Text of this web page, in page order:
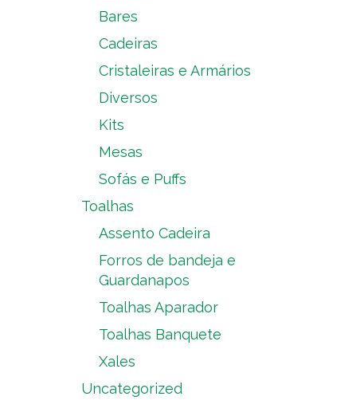
Bares
Cadeiras
Cristaleiras e Armários
Diversos
Kits
Mesas
Sofás e Puffs
Toalhas
Assento Cadeira
Forros de bandeja e
Guardanapos
Toalhas Aparador
Toalhas Banquete
Xales
Uncategorized